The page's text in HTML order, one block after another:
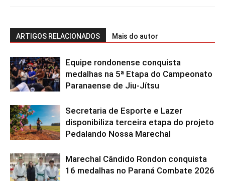
ARTIGOS RELACIONADOS Mais do autor
Equipe rondonense conquista
medalhas na 5ª Etapa do Campeonato
Paranaense de Jiu-Jítsu
Secretaria de Esporte e Lazer
disponibiliza terceira etapa do projeto
Pedalando Nossa Marechal
Marechal Cândido Rondon conquista
16 medalhas no Paraná Combate 2026